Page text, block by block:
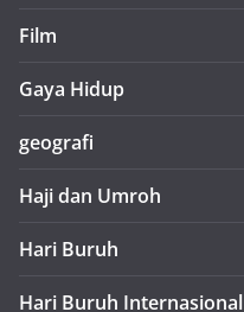
Film
Gaya Hidup
geografi
Haji dan Umroh
Hari Buruh
Hari Buruh Internasional